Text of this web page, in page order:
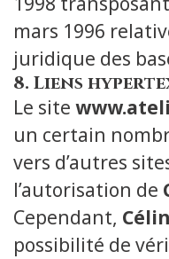
mars 1996
juridique des
8. Liens
Le site
un certain
vers d’autres
l’autorisation de
Cependant,
possibilité de